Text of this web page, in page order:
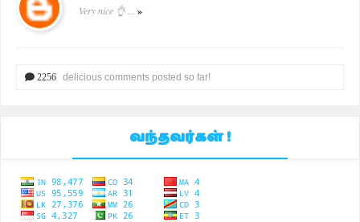
Very nice 👌 ... »
2256 delicious comments posted so far!
வந்தவர்கள் !